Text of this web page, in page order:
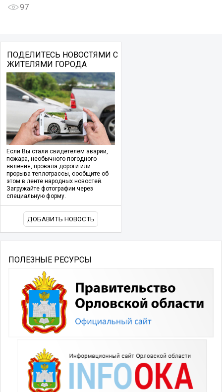
97
ПОДЕЛИТЕСЬ НОВОСТЯМИ С
ЖИТЕЛЯМИ ГОРОДА
Если Вы стали свидетелем аварии,
пожара, необычного погодного
явления, провала дороги или
прорыва теплотрассы, сообщите об
этом в ленте народных новостей.
Загружайте фотографии через
специальную форму.
ДОБАВИТЬ НОВОСТЬ
ПОЛЕЗНЫЕ РЕСУРСЫ